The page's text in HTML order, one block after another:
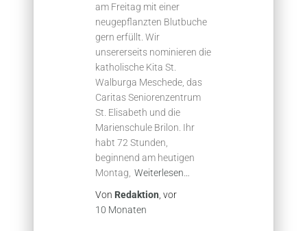
am Freitag mit einer
neugepflanzten Blutbuche
gern erfüllt. Wir
unsererseits nominieren die
katholische Kita St.
Walburga Meschede, das
Caritas Seniorenzentrum
St. Elisabeth und die
Marienschule Brilon. Ihr
habt 72 Stunden,
beginnend am heutigen
Montag, Weiterlesen…
Von Redaktion , vor
10 Monaten